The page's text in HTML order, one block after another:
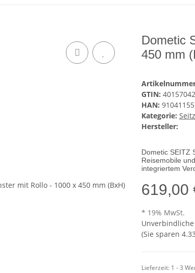
Dometic
450 mm
GTIN:
HAN:
Kategorie:
Hersteller:
Dometic SEITZ
Reisemobile
integriertem
619,00
* 19% MwSt.
(Sie sparen
Lieferzeit: 1 - 3